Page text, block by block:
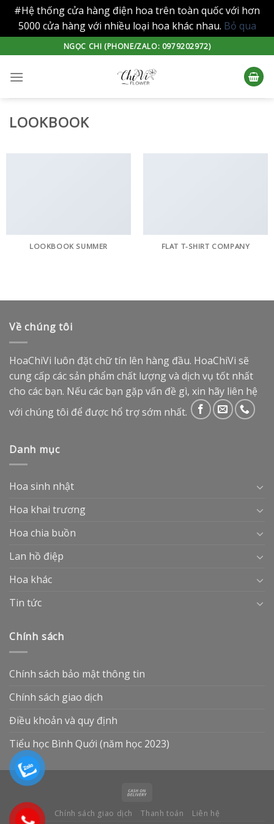
#Hệ thống cửa hàng điện hoa trên toàn quốc với hơn
5000 cửa hàng với nhiều loại hoa khác nhau. Bỏ qua
to
content
NGỌC CHI (PHONE/ZALO: 0979202972)
LOOKBOOK
LOOKBOOK SUMMER FLAT T-SHIRT COMPANY
Về chúng tôi
HoaChiVi luôn đặt chữ tín lên hàng đầu. HoaChiVi sẽ
cung cấp các sản phẩm chất lượng và dịch vụ tốt nhất
cho các bạn. Nếu các bạn gặp vấn đề gì, xin hãy liên hệ
với chúng tôi để được hổ trợ sớm nhất.
Danh mục
Hoa sinh nhật
Hoa khai trương
Hoa chia buồn
Lan hồ điệp
Hoa khác
Tin tức
Chính sách
Chính sách bảo mật thông tin
Chính sách giao dịch
Điều khoản và quy định
Tiểu học Bình Quới (năm học 2023)
Chính sách giao dịch Thanh toán Liên hệ